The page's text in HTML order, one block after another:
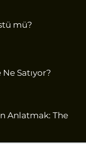
mü?
Satıyor?
Anlatmak: The